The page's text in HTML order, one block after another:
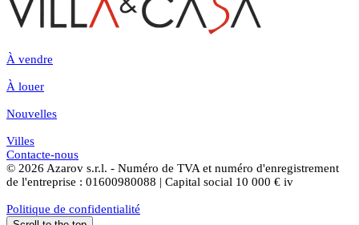
À vendre
À louer
Nouvelles
Villes
Contacte-nous
© 2026 Azarov s.r.l. - Numéro de TVA et numéro d'enregistrement
de l'entreprise : 01600980088 | Capital social 10 000 € iv
Politique de confidentialité